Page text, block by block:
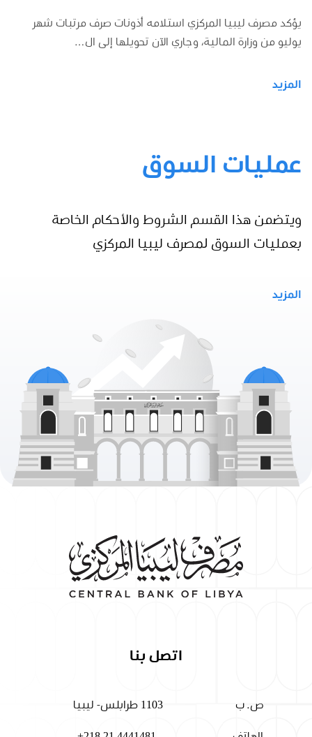
يؤكد مصرف ليبيا المركزي استلامه أذونات صرف مرتبات شهر
يوليو من وزارة المالية، وجاري الآن تحويلها إلى ال…
المزيد
عمليات السوق
ويتضمن هذا القسم الشروط والأحكام الخاصة
بعمليات السوق لمصرف ليبيا المركزي
المزيد
اتصل بنا
ص. ب 1103 طرابلس- ليبيا